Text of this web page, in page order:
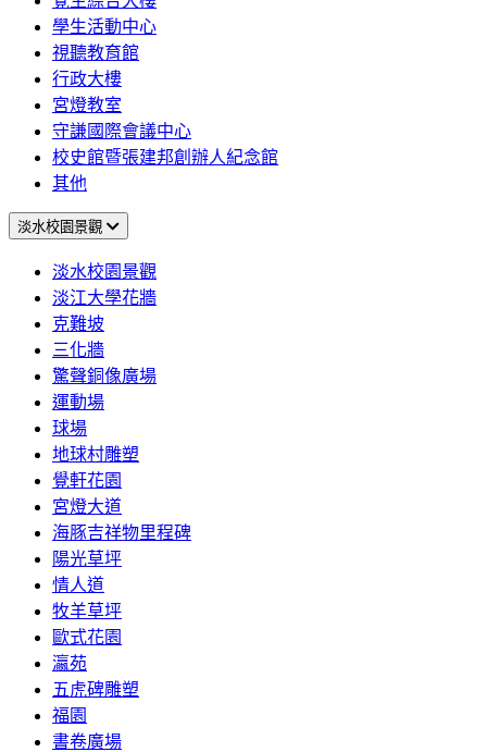
學生活動中心
視聽教育館
行政大樓
宮燈教室
守謙國際會議中心
校史館暨張建邦創辦人紀念館
其他
淡水校園景觀
淡水校園景觀
淡江大學花牆
克難坡
三化牆
驚聲銅像廣場
運動場
球場
地球村雕塑
覺軒花園
宮燈大道
海豚吉祥物里程碑
陽光草坪
情人道
牧羊草坪
歐式花園
瀛苑
五虎碑雕塑
福園
書卷廣場